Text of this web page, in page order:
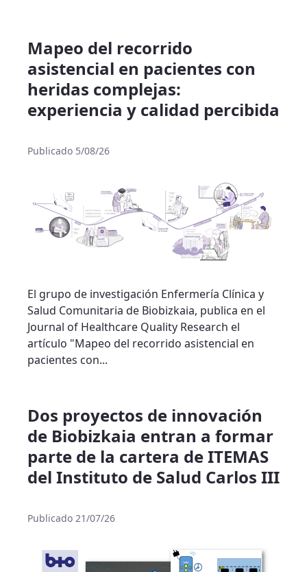
Mapeo del recorrido
asistencial en pacientes con
heridas complejas:
experiencia y calidad percibida
Publicado 5/08/26
El grupo de investigación Enfermería Clínica y
Salud Comunitaria de Biobizkaia, publica en el
Journal of Healthcare Quality Research el
artículo "Mapeo del recorrido asistencial en
pacientes con...
Dos proyectos de innovación
de Biobizkaia entran a formar
parte de la cartera de ITEMAS
del Instituto de Salud Carlos III
Publicado 21/07/26